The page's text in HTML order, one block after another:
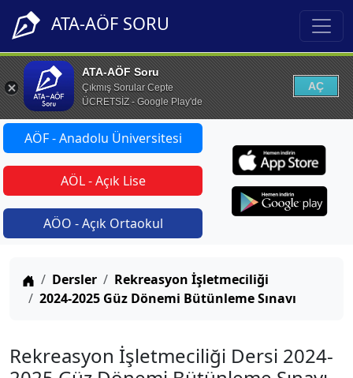
ATA-AÖF SORU
ATA-AÖF Soru
Çıkmış Sorular Cepte
ÜCRETSİZ - Google Play'de
AÇ
AÖF - Anadolu Üniversitesi
AÖL - Açık Lise
AÖO - Açık Ortaokul
Anasayfa
Dersler
Rekreasyon İşletmeciliği
2024-2025 Güz Dönemi Bütünleme Sınavı
Rekreasyon İşletmeciliği Dersi 2024-